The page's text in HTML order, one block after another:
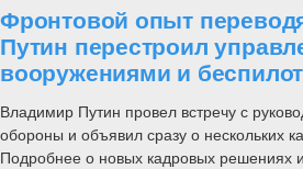
Фронтовой опыт
Путин перестроил
вооружениями и
Владимир Путин провел встречу с
обороны и объявил сразу о нескольких
Подробнее о новых кадровых решениях и